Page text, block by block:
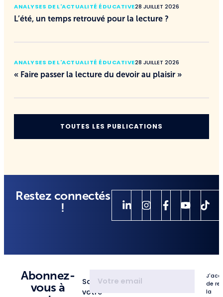
ANALYSES DE L'ACTUALITÉ ÉDUCATIVE28 JUILLET 2026
L’été, un temps retrouvé pour la lecture ?
ANALYSES DE L'ACTUALITÉ ÉDUCATIVE28 JUILLET 2026
« Faire passer la lecture du devoir au plaisir »
TOUTES LES PUBLICATIONS
Restez connectés
!
Abonnez-
vous à
Saisissez
votre
de
la